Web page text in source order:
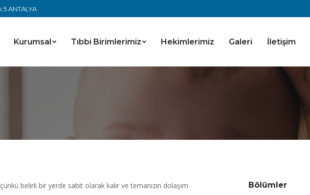
ANTALYA
Kurumsal Tıbbi Birimlerimiz Hekimlerimiz Galeri İletişim
belirli bir yerde sabit olarak kalır ve temanızın dolaşım
Bölümler